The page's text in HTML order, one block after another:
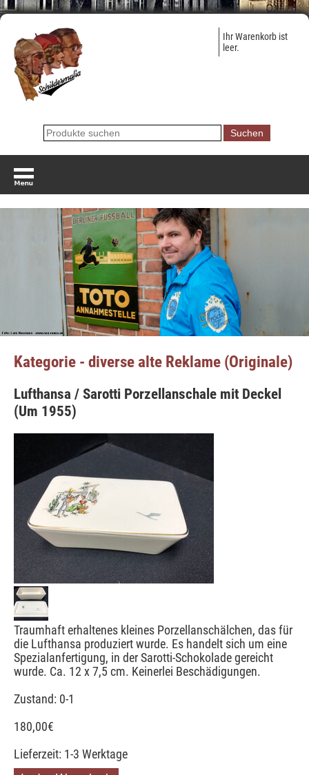
Ihr Warenkorb ist
leer.
Kategorie - diverse alte Reklame (Originale)
Lufthansa / Sarotti Porzellanschale mit Deckel
(Um 1955)
Traumhaft erhaltenes kleines Porzellanschälchen, das für
die Lufthansa produziert wurde. Es handelt sich um eine
Spezialanfertigung, in der Sarotti-Schokolade gereicht
wurde. Ca. 12 x 7,5 cm. Keinerlei Beschädigungen.
Zustand: 0-1
180,00€
Lieferzeit: 1-3 Werktage